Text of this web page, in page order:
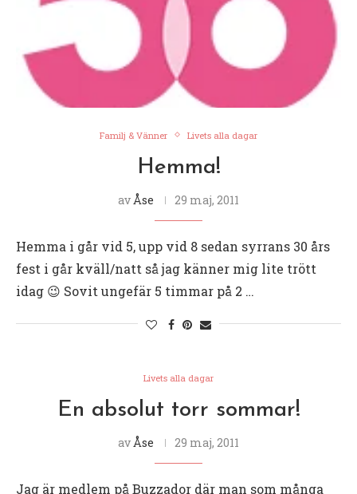
Familj & Vänner Livets alla dagar
Hemma!
av Åse 29 maj, 2011
Hemma i går vid 5, upp vid 8 sedan syrrans 30 års
fest i går kväll/natt så jag känner mig lite trött
idag 😉 Sovit ungefär 5 timmar på 2 …
Livets alla dagar
En absolut torr sommar!
av Åse 29 maj, 2011
Jag är medlem på Buzzador där man som många